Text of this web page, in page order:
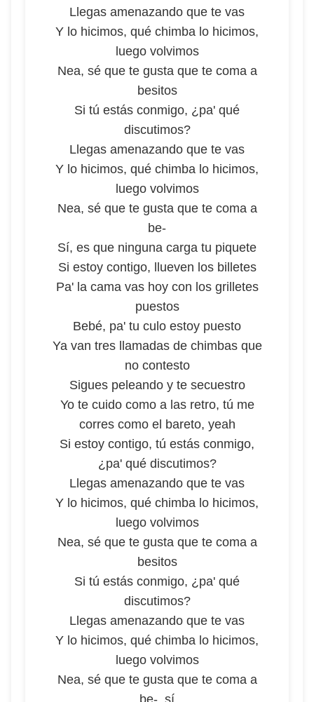
Llegas amenazando que te vas
Y lo hicimos, qué chimba lo hicimos,
luego volvimos
Nea, sé que te gusta que te coma a
besitos
Si tú estás conmigo, ¿pa' qué
discutimos?
Llegas amenazando que te vas
Y lo hicimos, qué chimba lo hicimos,
luego volvimos
Nea, sé que te gusta que te coma a
be-
Sí, es que ninguna carga tu piquete
Si estoy contigo, llueven los billetes
Pa' la cama vas hoy con los grilletes
puestos
Bebé, pa' tu culo estoy puesto
Ya van tres llamadas de chimbas que
no contesto
Sigues peleando y te secuestro
Yo te cuido como a las retro, tú me
corres como el bareto, yeah
Si estoy contigo, tú estás conmigo,
¿pa' qué discutimos?
Llegas amenazando que te vas
Y lo hicimos, qué chimba lo hicimos,
luego volvimos
Nea, sé que te gusta que te coma a
besitos
Si tú estás conmigo, ¿pa' qué
discutimos?
Llegas amenazando que te vas
Y lo hicimos, qué chimba lo hicimos,
luego volvimos
Nea, sé que te gusta que te coma a
be-, sí